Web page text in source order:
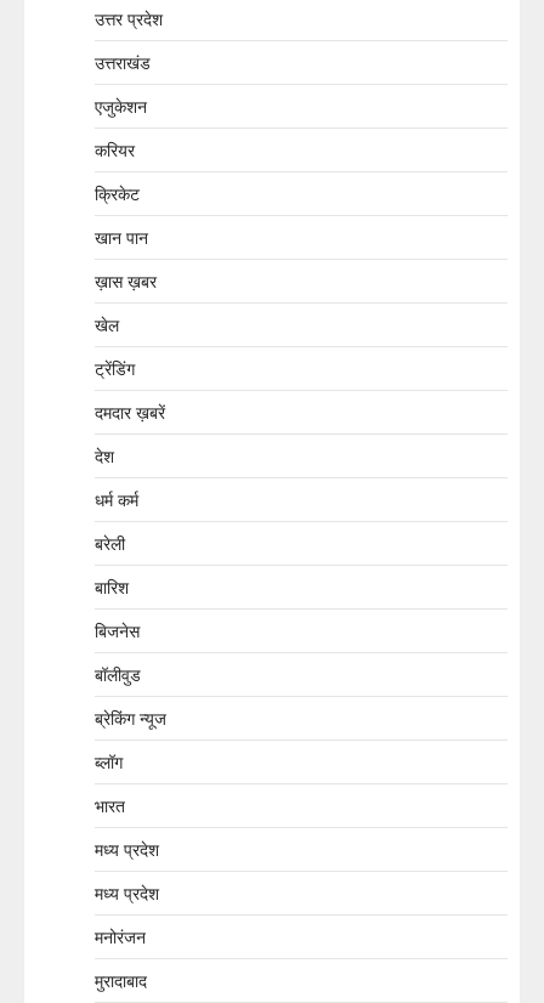
उत्तर प्रदेश
उत्तराखंड
एजुकेशन
करियर
क्रिकेट
खान पान
ख़ास ख़बर
खेल
ट्रेंडिंग
दमदार ख़बरें
देश
धर्म कर्म
बरेली
बारिश
बिजनेस
बॉलीवुड
ब्रेकिंग न्यूज
ब्लॉग
भारत
मध्य प्रदेश
मध्य प्रदेश
मनोरंजन
मुरादाबाद